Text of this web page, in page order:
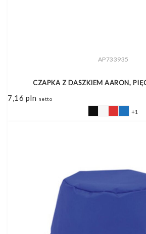
AP733935
CZAPKA Z DASZKIEM AARON,
7,16 pln netto
+1